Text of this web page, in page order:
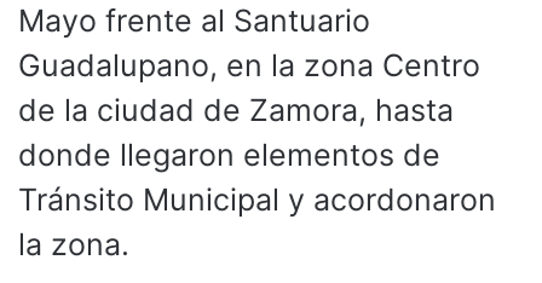
Mayo frente al Santuario
Guadalupano, en la zona Centro
de la ciudad de Zamora, hasta
donde llegaron elementos de
Tránsito Municipal y acordonaron
la zona.